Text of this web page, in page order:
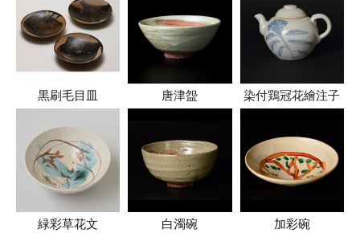
黒刷毛目皿 唐津盌 染付鶏冠花繪注子
緑彩草花文 白濁碗 加彩碗